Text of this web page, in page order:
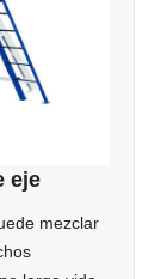
eje
mezclar